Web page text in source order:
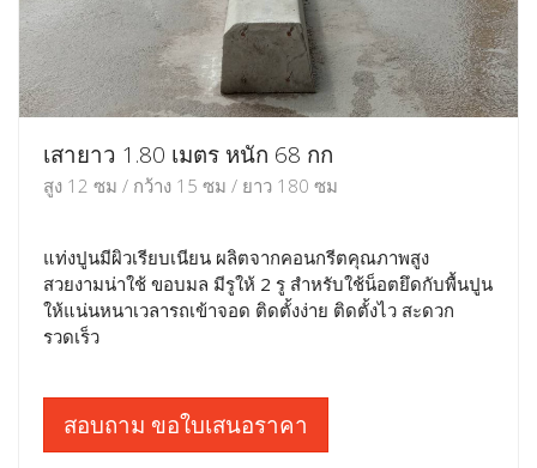
เสายาว 1.80 เมตร หนัก 68 กก
สูง 12 ซม / กว้าง 15 ซม / ยาว 180 ซม
แท่งปูนมีผิวเรียบเนียน ผลิตจากคอนกรีตคุณภาพสูง
สวยงามน่าใช้ ขอบมล มีรูให้ 2 รู สำหรับใช้น็อตยึดกับพื้นปูน
ให้แน่นหนาเวลารถเข้าจอด ติดตั้งง่าย ติดตั้งไว สะดวก
รวดเร็ว
สอบถาม ขอใบเสนอราคา